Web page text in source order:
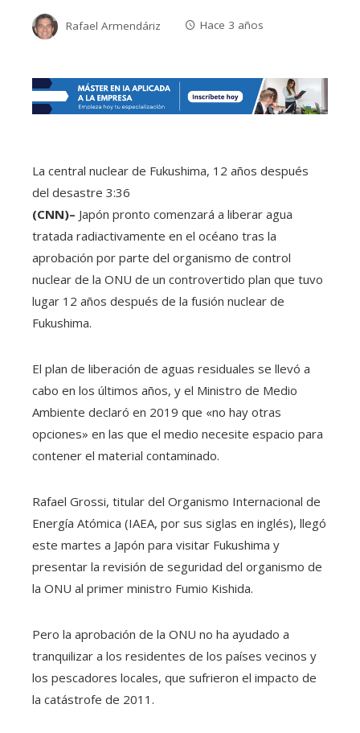
Rafael Armendáriz Hace 3 años
La central nuclear de Fukushima, 12 años después
del desastre 3:36
(CNN)– Japón pronto comenzará a liberar agua
tratada radiactivamente en el océano tras la
aprobación por parte del organismo de control
nuclear de la ONU de un controvertido plan que tuvo
lugar 12 años después de la fusión nuclear de
Fukushima.
El plan de liberación de aguas residuales se llevó a
cabo en los últimos años, y el Ministro de Medio
Ambiente declaró en 2019 que «no hay otras
opciones» en las que el medio necesite espacio para
contener el material contaminado.
Rafael Grossi, titular del Organismo Internacional de
Energía Atómica (IAEA, por sus siglas en inglés), llegó
este martes a Japón para visitar Fukushima y
presentar la revisión de seguridad del organismo de
la ONU al primer ministro Fumio Kishida.
Pero la aprobación de la ONU no ha ayudado a
tranquilizar a los residentes de los países vecinos y
los pescadores locales, que sufrieron el impacto de
la catástrofe de 2011.